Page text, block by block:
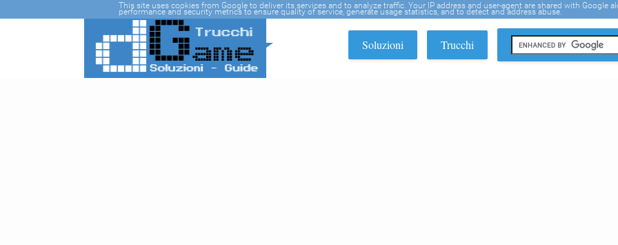
Soluzioni Trucchi
This site uses cookies from Google to deliver its services and to analyze traffic. Your IP address and user-agent are shared with Google
performance and security metrics to ensure quality of service, generate usage statistics, and to detect and address abuse.